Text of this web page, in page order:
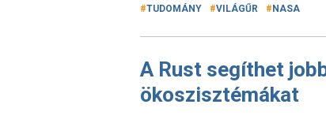
TUDOMÁNY VILÁGŰR NASA
A Rust segíthet
ökoszisztémákat